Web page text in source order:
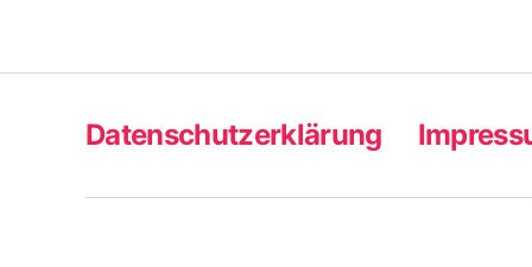
Datenschutzerklärung